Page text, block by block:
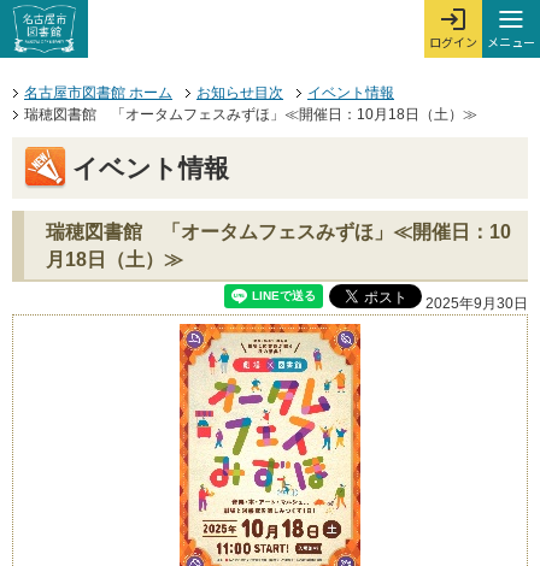
ページの先頭です。
本文へジャンプする。
ここからサイト内共通メニューです。
サイト内共通メニューをスキップする
ログイン
ログインを開
メニュー
メ
サイト内共通メニューここまで。
名古屋市図書館 ホーム
お知らせ目次
イベント情報
瑞穂図書館 「オータムフェスみずほ」≪開催日：10月18日（土）≫
イベント情報
瑞穂図書館 「オータムフェスみずほ」≪開催日：10
月18日（土）≫
2025年9月30日